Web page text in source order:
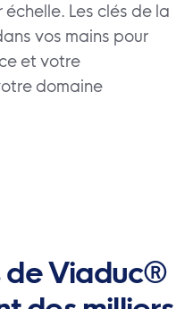
Les clés de la
vos mains pour
et votre
domaine
de Viaduc®